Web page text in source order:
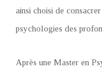
ainsi choisi de
psychologies des
Après une Master en